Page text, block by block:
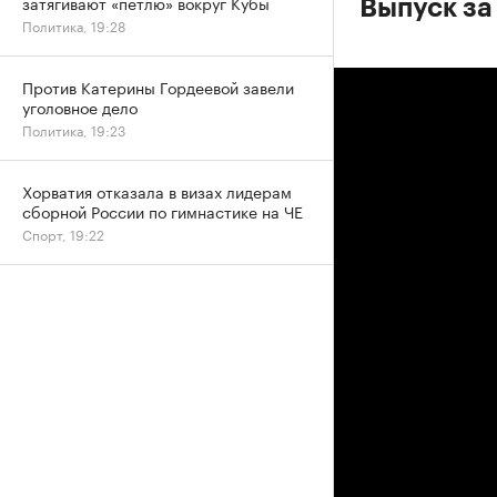
Выпуск
Политика, 19:28
Против Катерины Гордеевой завели
уголовное дело
Политика, 19:23
Хорватия отказала в визах лидерам
сборной России по гимнастике на ЧЕ
Спорт, 19:22